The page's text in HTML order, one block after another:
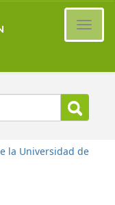
la Universidad de